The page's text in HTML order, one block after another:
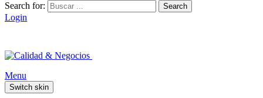
Search for:
Search
Login
Menu
Switch skin